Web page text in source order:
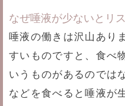
なぜ唾液が少ないとリ
唾液の働きは沢山あり
すいものですと、食べ
いうものがあるのでは
などを食べると唾液が